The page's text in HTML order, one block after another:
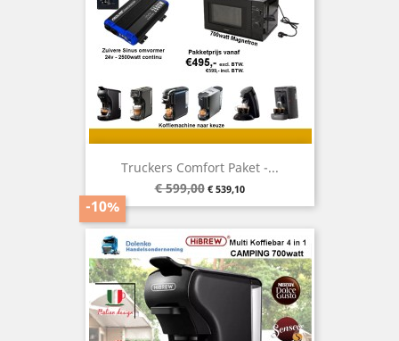
Truckers Comfort Paket -...
Verkaufspreis
€ 599,00
-10%
Preis
€ 539,10